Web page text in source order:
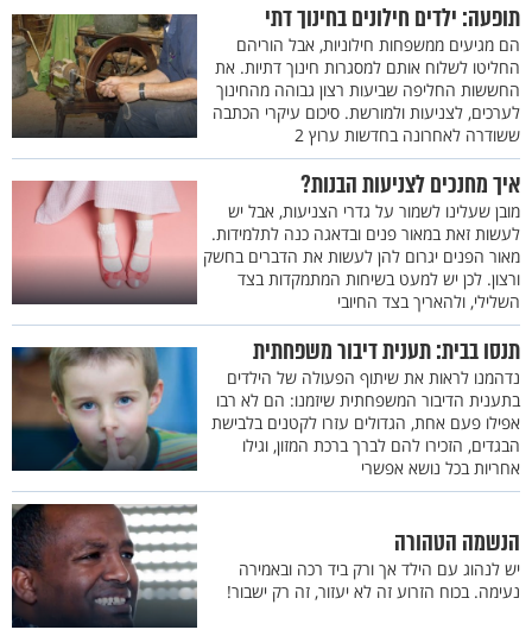
תופעה: ילדים חילונים בחינוך דתי
הם מגיעים ממשפחות חילוניות, אבל הוריהם
החליטו לשלוח אותם למסגרות חינוך דתיות. את
החששות החליפה שביעות רצון גבוהה מהחינוך
לערכים, לצניעות ולמורשת. סיכום עיקרי הכתבה
ששודרה לאחרונה בחדשות ערוץ 2
איך מחנכים לצניעות הבנות?
מובן שעלינו לשמור על גדרי הצניעות, אבל יש
לעשות זאת במאור פנים ובדאגה כנה לתלמידות.
מאור הפנים יגרום להן לעשות את הדברים בחשק
ורצון. לכן יש למעט בשיחות המתמקדות בצד
השלילי, ולהאריך בצד החיובי
תנסו בבית: תענית דיבור משפחתית
נדהמנו לראות את שיתוף הפעולה של הילדים
בתענית הדיבור המשפחתית שיזמנו: הם לא רבו
אפילו פעם אחת, הגדולים עזרו לקטנים בלבישת
הבגדים, הזכירו להם לברך ברכת המזון, וגילו
אחריות בכל נושא אפשרי
הנשמה הטהורה
יש לנהוג עם הילד אך ורק ביד רכה ובאמירה
נעימה. בכוח הזרוע זה לא יעזור, זה רק ישבור!